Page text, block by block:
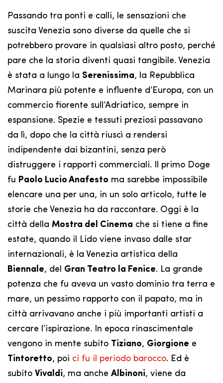
Passando tra ponti e calli, le sensazioni che
suscita Venezia sono diverse da quelle che si
potrebbero provare in qualsiasi altro posto, perché
pare che la storia diventi quasi tangibile. Venezia
è stata a lungo la Serenissima, la Repubblica
Marinara più potente e influente d’Europa, con un
commercio fiorente sull’Adriatico, sempre in
espansione. Spezie e tessuti preziosi passavano
da lì, dopo che la città riuscì a rendersi
indipendente dai bizantini, senza però
distruggere i rapporti commerciali. Il primo Doge
fu Paolo Lucio Anafesto ma sarebbe impossibile
elencare una per una, in un solo articolo, tutte le
storie che Venezia ha da raccontare. Oggi è la
città della Mostra del Cinema che si tiene a fine
estate, quando il Lido viene invaso dalle star
internazionali, è la Venezia artistica della
Biennale, del Gran Teatro la Fenice. La grande
potenza che fu aveva un vasto dominio tra terra e
mare, un pessimo rapporto con il papato, ma in
città arrivavano anche i più importanti artisti a
cercare l’ispirazione. In epoca rinascimentale
vengono in mente subito Tiziano, Giorgione e
Tintoretto, poi ci fu il periodo barocco. Ed è
subito Vivaldi, ma anche Albinoni, viene da